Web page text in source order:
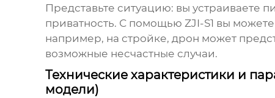
Представьте ситуацию: вы устраиваете
приватность. С помощью ZJI-S1 вы
например, на стройке, дрон может
возможные несчастные случаи.
Технические характеристики и
модели)